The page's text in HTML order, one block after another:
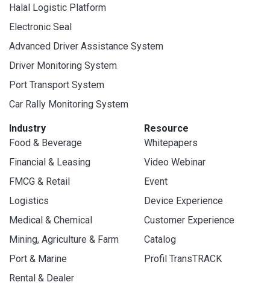
Halal Logistic Platform
Electronic Seal
Advanced Driver Assistance System
Driver Monitoring System
Port Transport System
Car Rally Monitoring System
Industry
Food & Beverage
Financial & Leasing
FMCG & Retail
Logistics
Medical & Chemical
Mining, Agriculture & Farm
Port & Marine
Rental & Dealer
Resource
Whitepapers
Video Webinar
Event
Device Experience
Customer Experience
Catalog
Profil TransTRACK